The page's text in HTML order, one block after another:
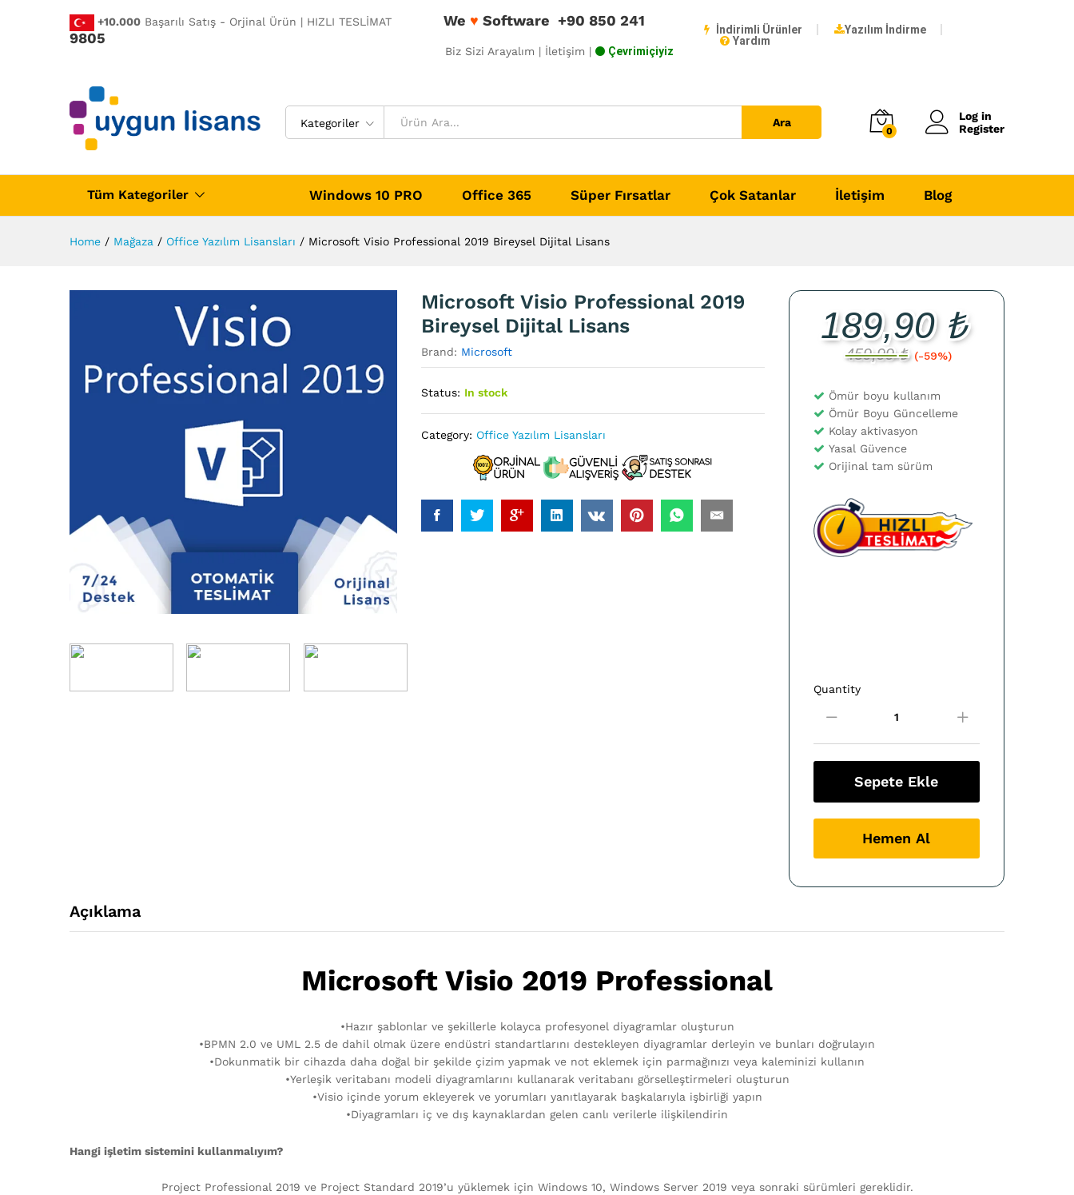
+10.000 Başarılı Satış - Orjinal Ürün | HIZLI TESLİMAT We ♥ Software +90 850 241
9805
Biz Sizi Arayalım | İletişim | Çevrimiçiyiz
İndirimli Ürünler
Yazılım İndirme
Yardım
Kategoriler Ara
0
Log in
Register
Tüm Kategoriler Windows 10 PRO Office 365 Süper Fırsatlar Çok Satanlar İletişim Blog
Home / Mağaza / Office Yazılım Lisansları / Microsoft Visio Professional 2019 Bireysel Dijital Lisans
Microsoft Visio Professional 2019
Bireysel Dijital Lisans
Brand: Microsoft
Status: In stock
Category: Office Yazılım Lisansları
189,90 ₺
459,99₺ (-59%)
Ömür boyu kullanım
Ömür Boyu Güncelleme
Kolay aktivasyon
Yasal Güvence
Orijinal tam sürüm
Microsoft
2019
Bireysel
Quantity
Sepete Ekle
Hemen Al
Açıklama
Microsoft Visio 2019 Professional
•Hazır şablonlar ve şekillerle kolayca profesyonel diyagramlar oluşturun
•BPMN 2.0 ve UML 2.5 de dahil olmak üzere endüstri standartlarını destekleyen diyagramlar derleyin ve bunları doğrulayın
•Dokunmatik bir cihazda daha doğal bir şekilde çizim yapmak ve not eklemek için parmağınızı veya kaleminizi kullanın
•Yerleşik veritabanı modeli diyagramlarını kullanarak veritabanı görselleştirmeleri oluşturun
•Visio içinde yorum ekleyerek ve yorumları yanıtlayarak başkalarıyla işbirliği yapın
•Diyagramları iç ve dış kaynaklardan gelen canlı verilerle ilişkilendirin
Hangi işletim sistemini kullanmalıyım?
Project Professional 2019 ve Project Standard 2019’u yüklemek için Windows 10, Windows Server 2019 veya sonraki sürümleri gereklidir.
Açıklama Değerlendirmeler (0)
459,99 ₺